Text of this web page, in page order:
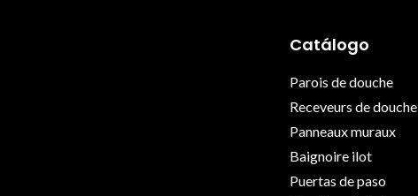
Catálogo
Parois de douche
Receveurs de douche
Panneaux muraux
Baignoire ilot
Puertas de paso